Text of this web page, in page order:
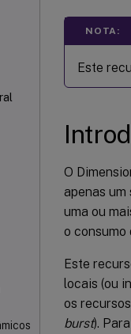
NOTA:
Este
O
apenas
uma ou
o consumo
Este
locais (ou
os
burst).